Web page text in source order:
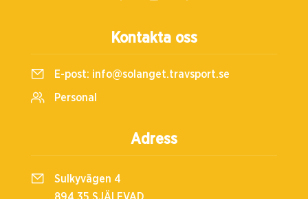
Kontakta oss
E-post: info@solanget.travsport.se
Personal
Adress
Sulkyvägen 4